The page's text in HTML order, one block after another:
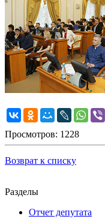
Просмотров: 1228
Возврат к списку
Разделы
Отчет депутата